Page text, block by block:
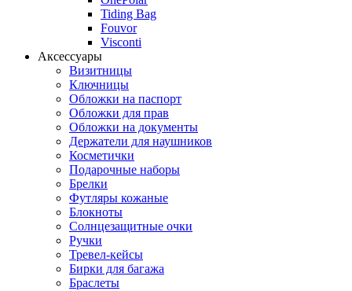
Tiding Bag
Fouvor
Visconti
Аксессуары
Визитницы
Ключницы
Обложки на паспорт
Обложки для прав
Обложки на документы
Держатели для наушников
Косметички
Подарочные наборы
Брелки
Футляры кожаные
Блокноты
Солнцезащитные очки
Ручки
Тревел-кейсы
Бирки для багажа
Браслеты